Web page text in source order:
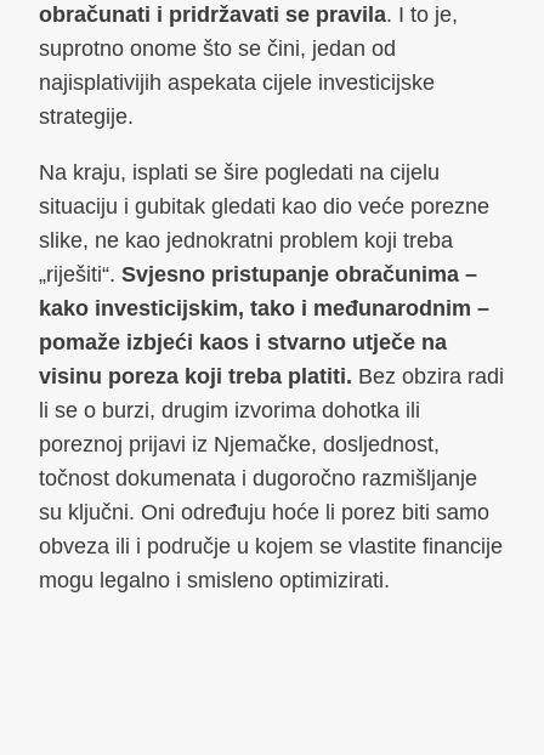
obračunati i pridržavati se pravila. I to je,
suprotno onome što se čini, jedan od
najisplativijih aspekata cijele investicijske
strategije.
Na kraju, isplati se šire pogledati na cijelu
situaciju i gubitak gledati kao dio veće porezne
slike, ne kao jednokratni problem koji treba
„riješiti“. Svjesno pristupanje obračunima –
kako investicijskim, tako i međunarodnim –
pomaže izbjeći kaos i stvarno utječe na
visinu poreza koji treba platiti. Bez obzira radi
li se o burzi, drugim izvorima dohotka ili
poreznoj prijavi iz Njemačke, dosljednost,
točnost dokumenata i dugoročno razmišljanje
su ključni. Oni određuju hoće li porez biti samo
obveza ili i područje u kojem se vlastite financije
mogu legalno i smisleno optimizirati.